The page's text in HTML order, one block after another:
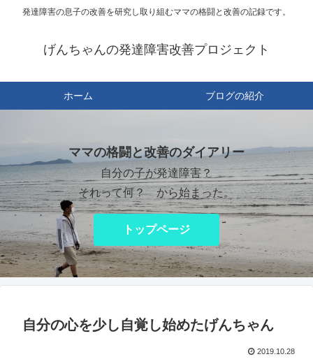
発達障害の息子の改善を研究し取り組むママの格闘と改善の記録です。
げんちゃんの発達障害改善プロジェクト
ホーム ブログの紹介
ママの格闘と改善のダイアリー
自分の子が発達障害？
それって何？ から始まった。
トップページ
自分の心を少し自覚し始めたげんちゃん
2019.10.28